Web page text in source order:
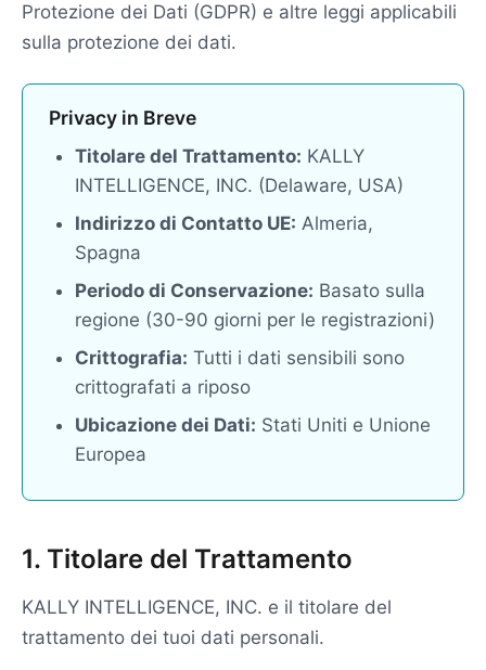
Protezione dei Dati (GDPR) e altre leggi applicabili
sulla protezione dei dati.
Privacy in Breve
Titolare del Trattamento: KALLY
INTELLIGENCE, INC. (Delaware, USA)
Indirizzo di Contatto UE: Almeria,
Spagna
Periodo di Conservazione: Basato sulla
regione (30-90 giorni per le registrazioni)
Crittografia: Tutti i dati sensibili sono
crittografati a riposo
Ubicazione dei Dati: Stati Uniti e Unione
Europea
1. Titolare del Trattamento
KALLY INTELLIGENCE, INC. e il titolare del
trattamento dei tuoi dati personali.